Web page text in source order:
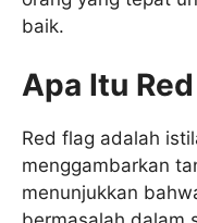
baik.
Apa Itu
Red flag adalah
menggambarkan
menunjukkan